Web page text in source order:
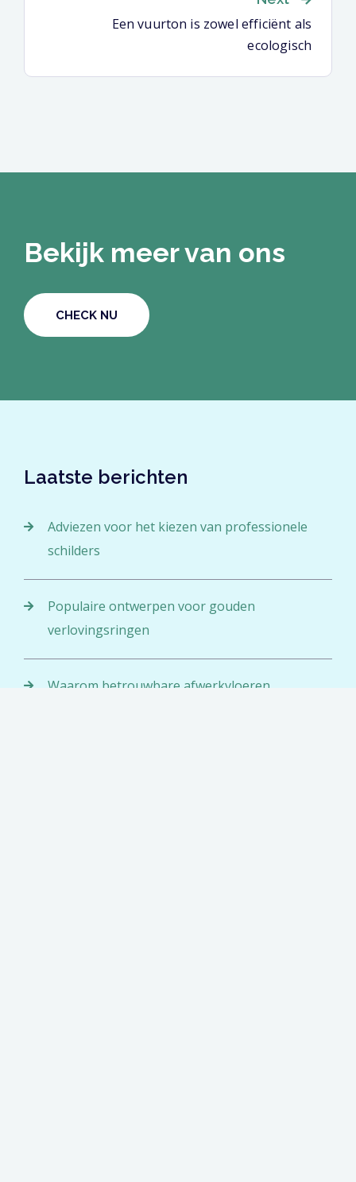
Een vuurton is zowel efficiënt als
ecologisch
Laatste berichten
Adviezen voor het kiezen van professionele
schilders
Populaire ontwerpen voor gouden
verlovingsringen
Waarom betrouwbare afwerkvloeren
Bekijk meer van ons
CHECK NU